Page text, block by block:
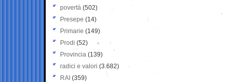
povertà (502)
Presepe (14)
Primarie (149)
Prodi (52)
Provincia (139)
radici e valori (3.682)
RAI (359)